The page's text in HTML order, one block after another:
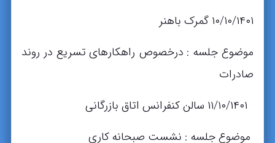
۱۰/۱۰/۱۴۰۱ گمرک باهنر
موضوع جلسه : درخصوص راهکارهای تسریع در روند
صادرات
موضوع جلسه : نشست صبحانه کاری